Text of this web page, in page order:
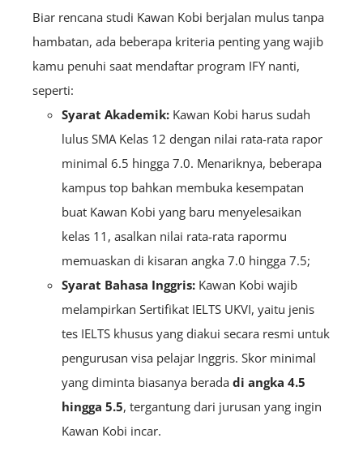
Biar rencana studi Kawan Kobi berjalan mulus tanpa
hambatan, ada beberapa kriteria penting yang wajib
kamu penuhi saat mendaftar program IFY nanti,
seperti:
Syarat Akademik: Kawan Kobi harus sudah
lulus SMA Kelas 12 dengan nilai rata-rata rapor
minimal 6.5 hingga 7.0. Menariknya, beberapa
kampus top bahkan membuka kesempatan
buat Kawan Kobi yang baru menyelesaikan
kelas 11, asalkan nilai rata-rata rapormu
memuaskan di kisaran angka 7.0 hingga 7.5;
Syarat Bahasa Inggris: Kawan Kobi wajib
melampirkan Sertifikat IELTS UKVI, yaitu jenis
tes IELTS khusus yang diakui secara resmi untuk
pengurusan visa pelajar Inggris. Skor minimal
yang diminta biasanya berada di angka 4.5
hingga 5.5, tergantung dari jurusan yang ingin
Kawan Kobi incar.